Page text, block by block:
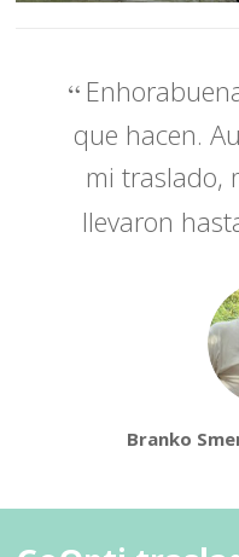
que hacen.
mi traslado,
llevaron
Branko